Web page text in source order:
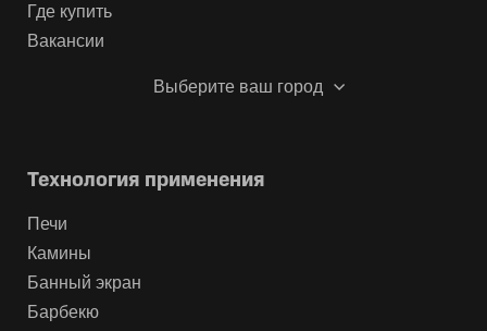
Где купить
Вакансии
Выберите ваш город
Технология применения
Печи
Камины
Банный экран
Барбекю